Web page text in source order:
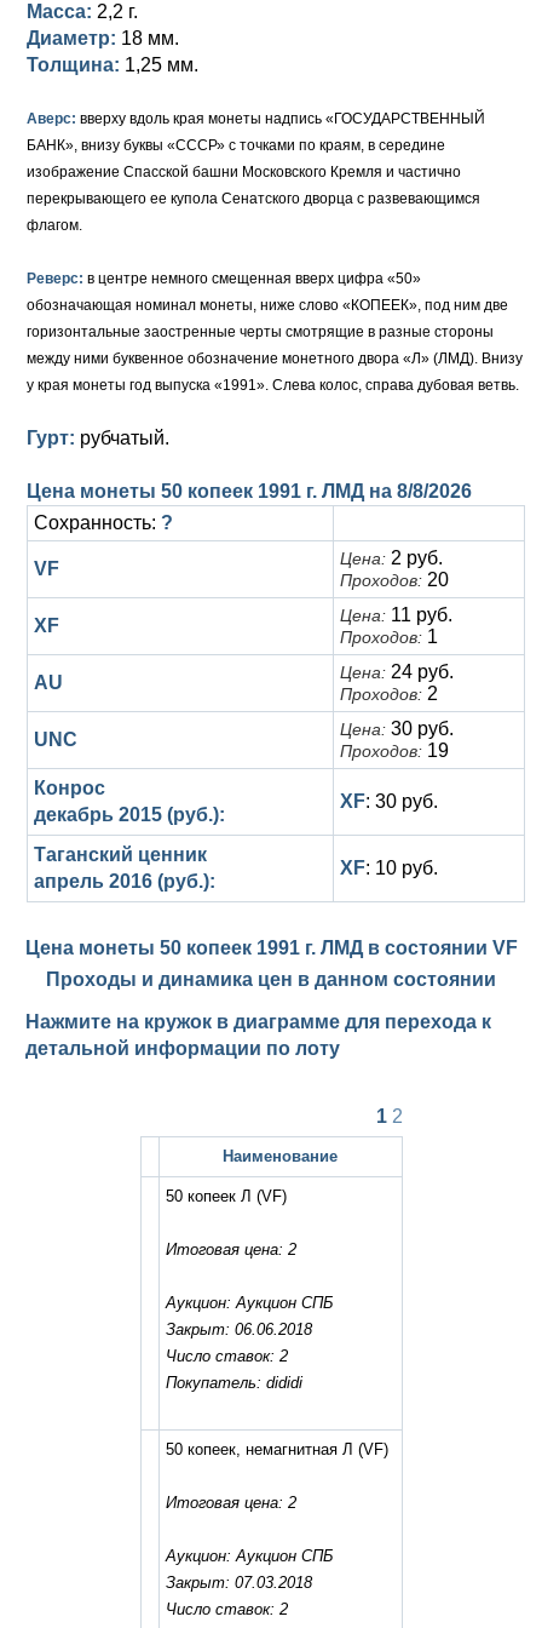
Памятные и донативные
Сибирские монеты
Для Молдавии и Валахии
Таврические монеты
Серебро
Медь
Для Пруссии
Альбертусталер
Анна Иоанновна (1730-1740)
Петр II (1727-1730)
Екатерина I (1725-1727)
Золото
Медь
Для Речи Посполитой
Масса: 2,2 г.
Диаметр: 18 мм.
Толщина: 1,25 мм.
Аверс: вверху вдоль края монеты надпись «ГОСУДАРСТВЕННЫЙ
БАНК», внизу буквы «СССР» с точками по краям, в середине
изображение Спасской башни Московского Кремля и частично
перекрывающего ее купола Сенатского дворца с развевающимся
флагом.
Реверс: в центре немного смещенная вверх цифра «50»
обозначающая номинал монеты, ниже слово «КОПЕЕК», под ним две
горизонтальные заостренные черты смотрящие в разные стороны
между ними буквенное обозначение монетного двора «Л» (ЛМД). Внизу
у края монеты год выпуска «1991». Слева колос, справа дубовая ветвь.
Гурт: рубчатый.
Цена монеты 50 копеек 1991 г. ЛМД на 8/8/2026
Сохранность: ?
VF Цена: 2 руб.
Проходов: 20
XF Цена: 11 руб.
Проходов: 1
AU Цена: 24 руб.
Проходов: 2
UNC Цена: 30 руб.
Проходов: 19
Конрос
декабрь 2015 (руб.):
XF: 30 руб.
Таганский ценник
апрель 2016 (руб.):
XF: 10 руб.
Цена монеты 50 копеек 1991 г. ЛМД в состоянии VF
Проходы и динамика цен в данном состоянии
Нажмите на кружок в диаграмме для перехода к
детальной информации по лоту
1 2
Наименование
50 копеек Л (VF)
Итоговая цена: 2
Аукцион: Аукцион СПБ
Закрыт: 06.06.2018
Число ставок: 2
Покупатель: dididi
50 копеек, немагнитная Л (VF)
Итоговая цена: 2
Аукцион: Аукцион СПБ
Закрыт: 07.03.2018
Число ставок: 2